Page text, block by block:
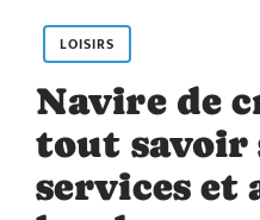
LOISIRS
Navire de
tout savoir
services et